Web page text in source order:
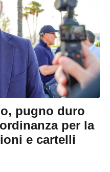
pugno duro
per la
e cartelli